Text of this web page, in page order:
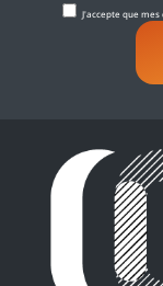
J'accepte que